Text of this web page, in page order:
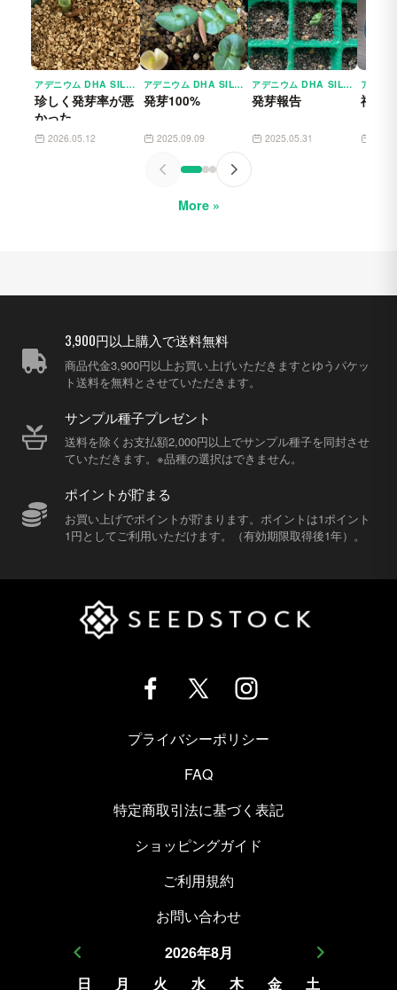
アデニウム DHA SILA ADENINM DHA SILA｜レア品種 塊根植物 発芽しやすい
珍しく発芽率が悪
かった
2026.05.12
アデニウム DHA SILA ADENIUM DHA SILA｜レア品種 塊根植物 発芽しやすい
発芽100%
2025.09.09
アデニウム DHA SILA ADENIUM DHA SILA｜レア品種 塊根植物 発芽しやすい
発芽報告
2025.05.31
福袋
More »
3,900円以上購入で送料無料
商品代金3,900円以上お買い上げいただきますとゆうパケッ
ト送料を無料とさせていただきます。
サンプル種子プレゼント
送料を除くお支払額2,000円以上でサンプル種子を同封させ
ていただきます。※品種の選択はできません。
ポイントが貯まる
お買い上げでポイントが貯まります。ポイントは1ポイント
1円としてご利用いただけます。（有効期限取得後1年）。
プライバシーポリシー
FAQ
特定商取引法に基づく表記
ショッピングガイド
ご利用規約
お問い合わせ
2026年8月
日
月 火 水 木 金 土